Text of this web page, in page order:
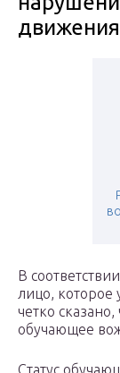
движения
В
лицо, которое
четко
обучающее
Статус